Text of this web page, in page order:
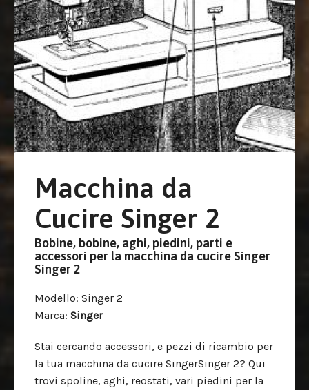
Macchina da
Cucire Singer 2
Bobine, bobine, aghi, piedini, parti e
accessori per la macchina da cucire Singer
Singer 2
Modello: Singer 2
Marca: Singer
Stai cercando accessori, e pezzi di ricambio per
la tua macchina da cucire SingerSinger 2? Qui
trovi spoline, aghi, reostati, vari piedini per la